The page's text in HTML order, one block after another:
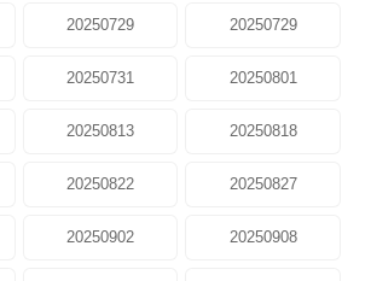
20250729 20250729
20250731 20250801
20250813 20250818
20250822 20250827
20250902 20250908